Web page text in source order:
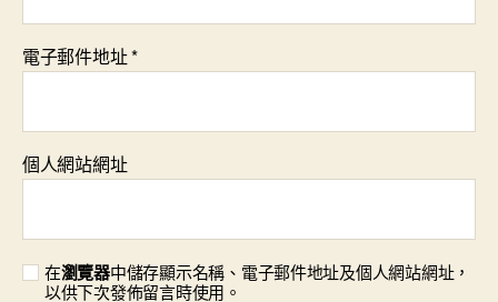
電子郵件地址*
個人網站網址
在瀏覽器中儲存顯示名稱、電子郵件地址及個人網站網址，
以供下次發佈留言時使用。